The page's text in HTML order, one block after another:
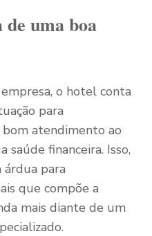
uma boa
o hotel conta
para
atendimento ao
saúde financeira. Isso,
árdua para
que compõe a
mais diante de um